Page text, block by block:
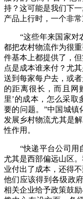
持？这可能是我们下
产品上行时，一个非常
“这些年来国家对
都把农村物流作为很
件基本上都提供了，
点是成本谁来付？尤
送到每家每户去，或
的距离很长，而且网
里’的成本，怎么采
要的问题。”中国城镇
发展乡村物流尤其是
性作用。
“快递平台公司用自
尤其是西部偏远山区
业付出了成本，还得
他们应该得到各级政
相关企业给予政策鼓